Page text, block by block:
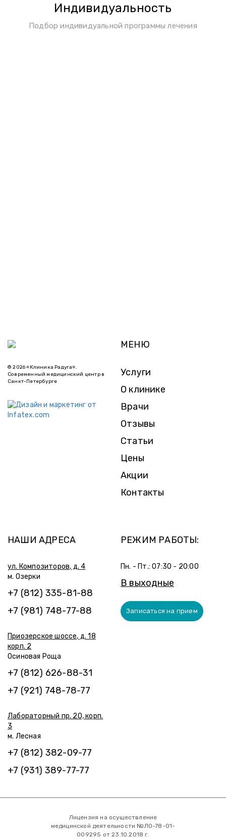
Индивидуальность
Подбор индивидуальной программы лечения
© 2026 «Клиника Радуга».
Современный медицинский центр в
Санкт-Петербурге
МЕНЮ
Услуги
О клинике
Врачи
Отзывы
Статьи
Цены
Акции
Контакты
НАШИ АДРЕСА
ул. Композиторов, д. 4
м. Озерки
+7 (812) 335-81-88
+7 (981) 748-77-88
Приозерское шоссе, д. 18
корп. 2
Осиновая Роща
+7 (812) 626-88-31
+7 (921) 748-78-77
Лабораторный пр. 20, корп.
3
м. Лесная
+7 (812) 382-09-77
+7 (931) 389-77-77
РЕЖИМ РАБОТЫ:
Пн. - Пт.: 07:30 - 20:00
В выходные
Записаться на прием
Лицензия на осуществление
медицинской деятельности №ЛО-78-01-
009295 от 23.10.2018 г.